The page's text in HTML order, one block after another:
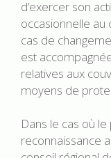
d’exercer son
occasionnelle au
cas de
est
relatives aux
moyens de
Dans le cas où
reconnaissance